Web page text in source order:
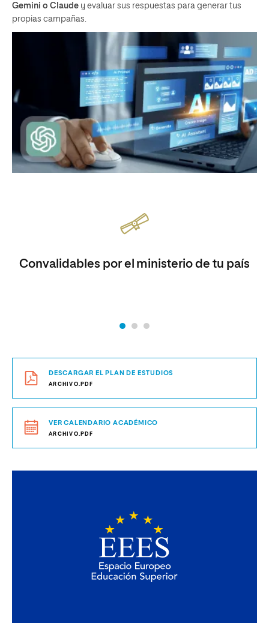
Gemini o Claude y evaluar sus respuestas para generar tus
propias campañas.
Convalidables por el ministerio de tu país
DESCARGAR EL PLAN DE ESTUDIOS
ARCHIVO.PDF
VER CALENDARIO ACADÉMICO
ARCHIVO.PDF